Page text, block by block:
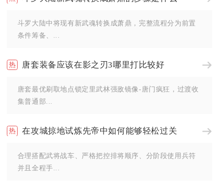
斗罗大陆中将现有新武魂转换成萧鼎，完整流程分为前置
条件筹备、...
唐套装备应该在影之刃3哪里打比较好
唐套最优刷取地点锁定里武林强敌镜像-唐门疯狂，过渡收
集普通部...
在攻城掠地试炼先帝中如何能够轻松过关
合理搭配武将战车、严格把控排将顺序、分阶段使用兵符
并且全程手...